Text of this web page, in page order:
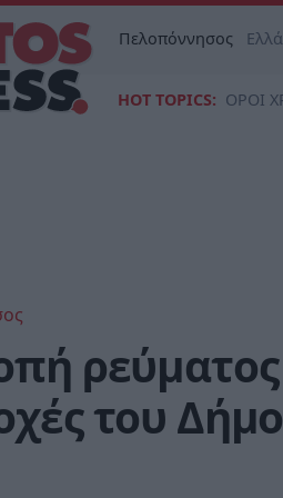
Πελοπόννησος
HOT TOPICS: ΟΡΟΙ
του